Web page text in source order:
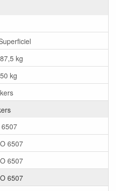
kg
kg
6507
6507
6507
6507